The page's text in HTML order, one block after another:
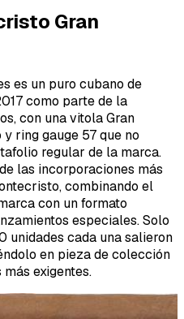
Gran
es un puro cubano de
como parte de la
con una vitola Gran
ring gauge 57 que no
regular de la marca.
las incorporaciones más
combinando el
con un formato
especiales. Solo
unidades cada una salieron
en pieza de colección
exigentes.